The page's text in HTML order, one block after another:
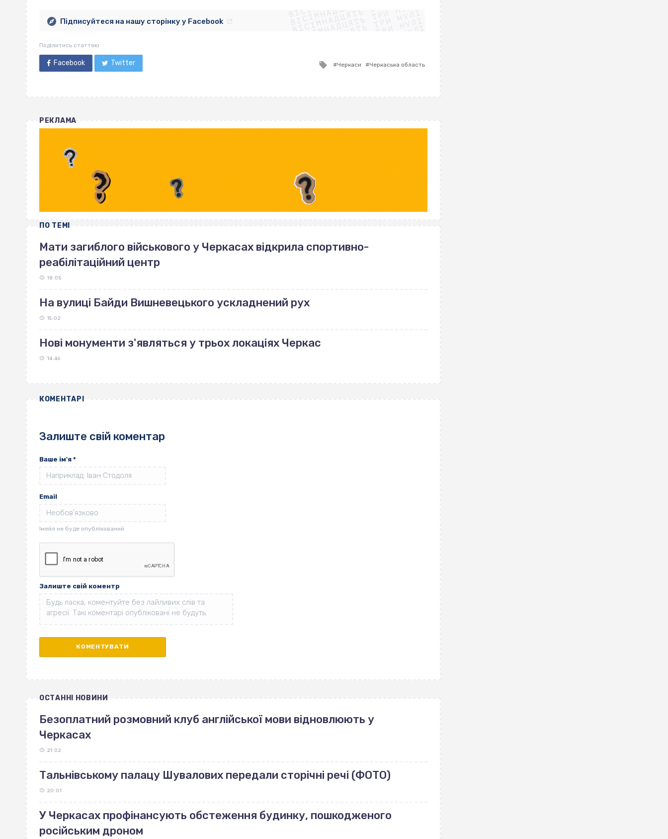
ВІСІМНАДЦЯТЬ ТРИ НУЛІ
ВІСІМНАДЦЯТЬ ТРИ НУЛІ
ВІСІМНАДЦЯТЬ ТРИ НУЛІ
ВІСІМНАДЦЯТЬ ТРИ НУЛІ
ВІСІМНАДЦЯТЬ ТРИ НУЛІ
ВІСІМНАДЦЯТЬ ТРИ НУЛІ
Підписуйтеся на нашу сторінку у Facebook
Поділитись статтею
Facebook Twitter
Tagged
Черкаси Черкаська область
РЕКЛАМА
ПО ТЕМІ
Мати загиблого військового у Черкасах відкрила спортивно-
реабілітаційний центр
18:05
На вулиці Байди Вишневецького ускладнений рух
15:02
Нові монументи з'являться у трьох локаціях Черкас
14:46
КОМЕНТАРІ
Залиште свій коментар
Ваше ім'я *
Email
Залиште свій коментр
ОСТАННІ НОВИНИ
Безоплатний розмовний клуб англійської мови відновлюють у
Черкасах
21:02
Тальнівському палацу Шувалових передали сторічні речі (ФОТО)
20:01
У Черкасах профінансують обстеження будинку, пошкодженого
російським дроном